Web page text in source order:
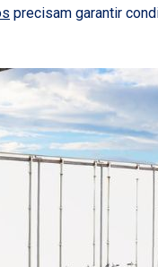
precisam garantir